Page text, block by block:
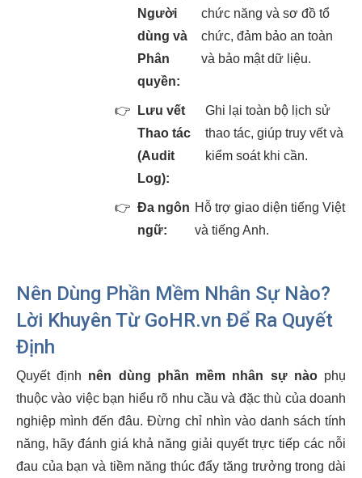
Người
dùng và
Phân
quyền:
chức năng và sơ đồ tổ
chức, đảm bảo an toàn
và bảo mật dữ liệu.
👉
Lưu vết
Thao tác
(Audit
Log):
Ghi lại toàn bộ lịch sử
thao tác, giúp truy vết và
kiểm soát khi cần.
👉 Đa ngôn
ngữ:
Hỗ trợ giao diện tiếng Việt
và tiếng Anh.
Nên Dùng Phần Mềm Nhân Sự Nào?
Lời Khuyên Từ GoHR.vn Để Ra Quyết
Định
Quyết định nên dùng phần mềm nhân sự nàophụ
thuộc vào việc bạn hiểu rõ nhu cầu và đặc thù của doanh
nghiệp mình đến đâu. Đừng chỉ nhìn vào danh sách tính
năng, hãy đánh giá khả năng giải quyết trực tiếp các nỗi
đau của bạn và tiềm năng thúc đẩy tăng trưởng trong dài